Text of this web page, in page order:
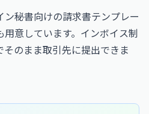
ン秘書向けの請求書テンプレー
用意しています。インボイス制
のまま取引先に提出できま